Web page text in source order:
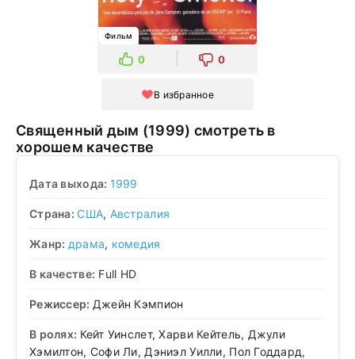
Фильм
0 0
В избранное
Священный дым (1999) смотреть в
хорошем качестве
Дата выхода: 1999
Страна:США, Австралия
Жанр: драма, комедия
В качестве: Full HD
Режиссер: Джейн Кэмпион
В ролях: Кейт Уинслет, Харви Кейтель, Джули
Хэмилтон, Софи Ли, Дэниэл Уилли, Пол Годдард,